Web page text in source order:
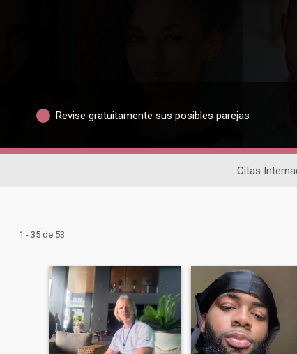
Revise gratuitamente sus posibles parejas
Citas
1 - 35 de 53